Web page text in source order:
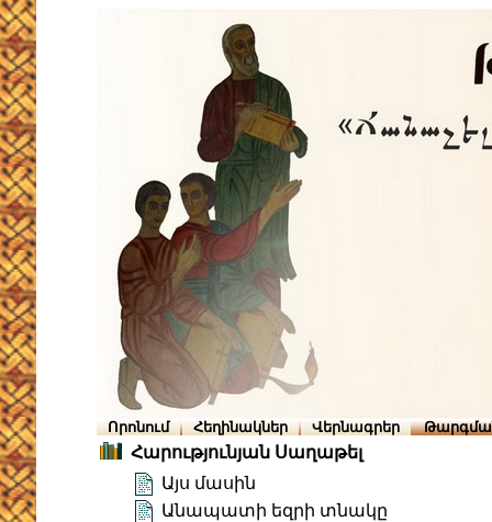
Որոնում Հեղինակներ Վերնագրեր
Հարությունյան Սաղաթել
Այս մասին
Անապատի եզրի տնակը